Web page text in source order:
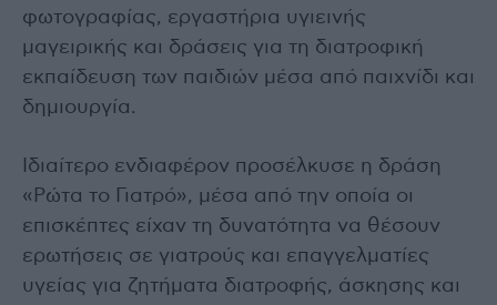
φωτογραφίας, εργαστήρια υγιεινής
μαγειρικής και δράσεις για τη διατροφική
εκπαίδευση των παιδιών μέσα από παιχνίδι και
δημιουργία.
Ιδιαίτερο ενδιαφέρον προσέλκυσε η δράση
«Ρώτα το Γιατρό», μέσα από την οποία οι
επισκέπτες είχαν τη δυνατότητα να θέσουν
ερωτήσεις σε γιατρούς και επαγγελματίες
υγείας για ζητήματα διατροφής, άσκησης και